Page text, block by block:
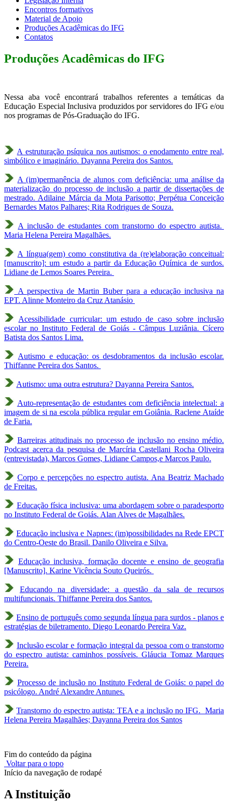
Encontros formativos
Material de Apoio
Produções Acadêmicas do IFG
Contatos
Produções Acadêmicas do IFG
Nessa aba você encontrará trabalhos referentes a temáticas da
Educação Especial Inclusiva produzidos por servidores do IFG e/ou
nos programas de Pós-Graduação do IFG.
A estruturação psíquica nos autismos: o enodamento entre real,
simbólico e imaginário. Dayanna Pereira dos Santos.
A (im)permanência de alunos com deficiência: uma análise da
materialização do processo de inclusão a partir de dissertações de
mestrado. Adilaine Márcia da Mota Parisotto; Perpétua Conceição
Bernardes Matos Palhares; Rita Rodrigues de Souza.
A inclusão de estudantes com transtorno do espectro autista.
Maria Helena Pereira Magalhães.
A língua(gem) como constitutiva da (re)elaboração conceitual:
[manuscrito]: um estudo a partir da Educação Química de surdos.
Lidiane de Lemos Soares Pereira.
A perspectiva de Martin Buber para a educação inclusiva na
EPT. Alinne Monteiro da Cruz Atanásio
Acessibilidade curricular: um estudo de caso sobre inclusão
escolar no Instituto Federal de Goiás - Câmpus Luziânia. Cícero
Batista dos Santos Lima.
Autismo e educação: os desdobramentos da inclusão escolar.
Thiffanne Pereira dos Santos.
Autismo: uma outra estrutura? Dayanna Pereira Santos.
Auto-representação de estudantes com deficiência intelectual: a
imagem de si na escola pública regular em Goiânia. Raclene Ataíde
de Faria.
Barreiras atitudinais no processo de inclusão no ensino médio.
Podcast acerca da pesquisa de Marcíria Castellani Rocha Oliveira
(entrevistada), Marcos Gomes, Lidiane Campos,e Marcos Paulo.
Corpo e percepções no espectro autista. Ana Beatriz Machado
de Freitas.
Educação física inclusiva: uma abordagem sobre o paradesporto
no Instituto Federal de Goiás. Alan Alves de Magalhães.
Educação inclusiva e Napnes: (im)possibilidades na Rede EPCT
do Centro-Oeste do Brasil. Danilo Oliveira e Silva.
Educação inclusiva, formação docente e ensino de geografia
[Manuscrito]. Karine Vicência Souto Queirós.
Educando na diversidade: a questão da sala de recursos
multifuncionais. Thiffanne Pereira dos Santos.
Ensino de português como segunda língua para surdos - planos e
estratégias de biletramento. Diego Leonardo Pereira Vaz.
Inclusão escolar e formação integral da pessoa com o transtorno
do espectro autista: caminhos possíveis. Gláucia Tomaz Marques
Pereira.
Processo de inclusão no Instituto Federal de Goiás: o papel do
psicólogo. André Alexandre Antunes.
Transtorno do espectro autista: TEA e a inclusão no IFG. Maria
Helena Pereira Magalhães; Dayanna Pereira dos Santos
Fim do conteúdo da página
Voltar para o topo
Início da navegação de rodapé
A Instituição